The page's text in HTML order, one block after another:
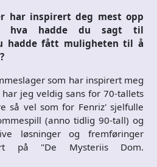
har inspirert deg mest opp
hva hadde du sagt til
hadde fått muligheten til å
som har inspirert meg
jeg veldig sans for 70-tallets
så vel som for Fenriz' sjelfulle
(anno tidlig 90-tall) og
løsninger og fremføringer
på "De Mysteriis Dom.